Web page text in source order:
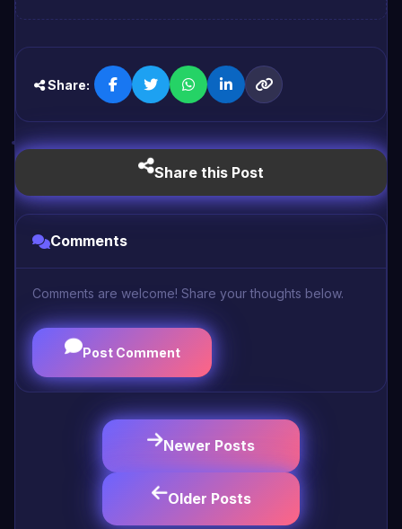
Share:
Share this Post
Comments
Comments are welcome! Share your thoughts below.
Post Comment
Newer Posts
Older Posts